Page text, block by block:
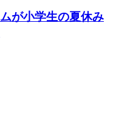
が小学生の夏休み